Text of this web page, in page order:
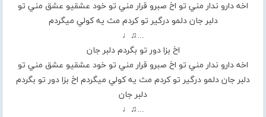
اخه دارو ندار مني تو اخ صبرو قرار مني تو خود عشقيو عشق مني تو
دلبر جان دلمو درگير تو كردم مث يه كولي ميگردم
...♫♩
اخ بزا دور تو بگردم دلبر جان
اخه دارو ندار مني تو اخ صبرو قرار مني تو خود عشقيو عشق مني تو
دلبر جان دلمو درگير تو كردم مث يه كولي ميگردم اخ بزا دور تو بگردم
دلبر جان
...♫♩